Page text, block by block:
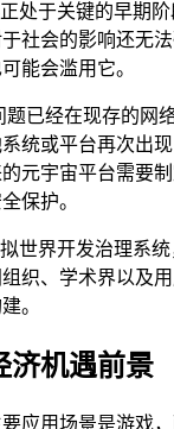
处于关键的早期
社会的影响还无
能会滥用它。
题已经在现存的网
统或平台再次出
元宇宙平台需要
保护。
世界开发治理系
织、学术界以及
。
济机遇前景
应用场景是游戏